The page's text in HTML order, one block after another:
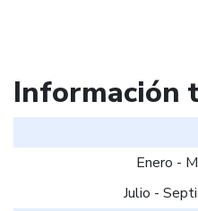
Información
Enero -
Julio -